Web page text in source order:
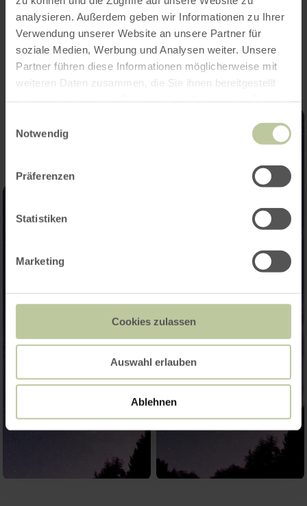
analysieren. Außerdem geben wir Informationen zu Ihrer
Verwendung unserer Website an unsere Partner für
soziale Medien, Werbung und Analysen weiter. Unsere
Partner führen diese Informationen möglicherweise mit
weiteren Daten zusammen, die Sie ihnen bereitgestellt
Notwendig
Präferenzen
Statistiken
Marketing
Cookies zulassen
Auswahl erlauben
Ablehnen
Impressionen